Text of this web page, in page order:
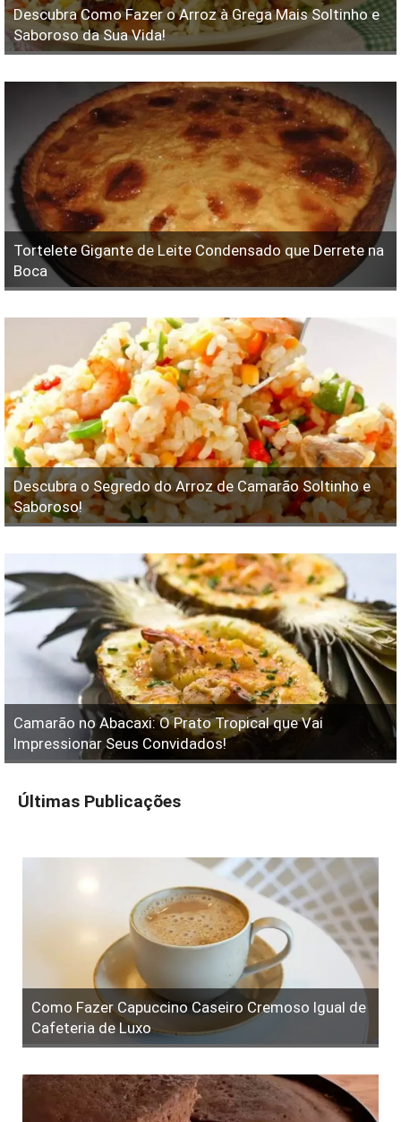
Descubra Como Fazer o Arroz à Grega Mais Soltinho e
Saboroso da Sua Vida!
Tortelete Gigante de Leite Condensado que Derrete na
Boca
Descubra o Segredo do Arroz de Camarão Soltinho e
Saboroso!
Camarão no Abacaxi: O Prato Tropical que Vai
Impressionar Seus Convidados!
Últimas Publicações
Como Fazer Capuccino Caseiro Cremoso Igual de
Cafeteria de Luxo